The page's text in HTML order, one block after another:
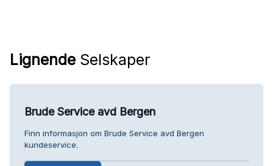
Lignende Selskaper
Brude Service avd Bergen
Finn informasjon om Brude Service avd Bergen
kundeservice.